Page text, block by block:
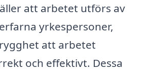
att arbetet utförs av
yrkespersoner,
att arbetet
och effektivt. Dessa